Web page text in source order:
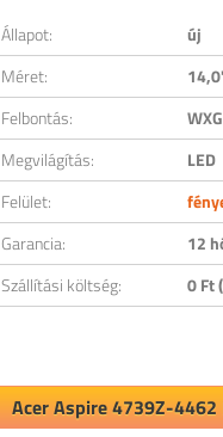
Állapot:
új
Méret:
Felbontás:
Megvilágítás:
LED
Felület:
Garancia:
12
Szállítási költség:
0 Ft
Acer Aspire 4739Z-